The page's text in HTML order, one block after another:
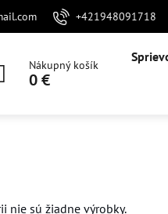
+421948091718
Nákupný košík
0 €
nie sú žiadne výrobky.